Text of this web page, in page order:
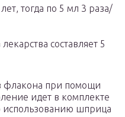
тогда по 5 мл 3 раза/
составляет 5
флакона при помощи
идет в комплекте
использованию шприца